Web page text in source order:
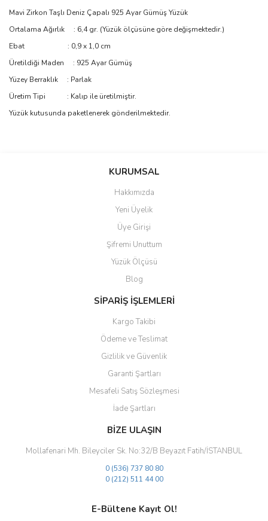
Mavi Zirkon Taşlı Deniz Çapalı 925 Ayar Gümüş Yüzük
Ortalama Ağırlık : 6,4 gr. (Yüzük ölçüsüne göre değişmektedir.)
Ebat : 0,9 x 1,0 cm
Üretildiği Maden : 925 Ayar Gümüş
Yüzey Berraklık : Parlak
Üretim Tipi : Kalıp ile üretilmiştir.
Yüzük kutusunda paketlenerek gönderilmektedir.
Bu ürüne ilk yorumu siz yapın!
Yorum Yaz
Ürün resmi kalitesiz, bozuk veya görüntülenemiyor.
Ürün açıklamasında eksik bilgiler bulunuyor.
Ürün bilgilerinde hatalar bulunuyor.
Ürün fiyatı diğer sitelerden daha pahalı.
Bu ürüne benzer farklı alternatifler olmalı.
Gönder
KURUMSAL
Hakkımızda
Yeni Üyelik
Üye Girişi
Şifremi Unuttum
Yüzük Ölçüsü
Blog
SİPARİŞ İŞLEMLERİ
Kargo Takibi
Ödeme ve Teslimat
Gizlilik ve Güvenlik
Garanti Şartları
Mesafeli Satış Sözleşmesi
İade Şartları
BİZE ULAŞIN
Mollafenari Mh. Bileyciler Sk. No:32/B Beyazıt Fatih/İSTANBUL
0 (536) 737 80 80
0 (212) 511 44 00
E-Bültene Kayıt Ol!